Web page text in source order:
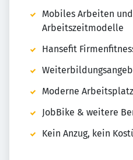
Mobiles Arbeiten
Arbeitszeitmodelle
Hansefit
Moderne
JobBike & weitere
Kein Anzug, kein